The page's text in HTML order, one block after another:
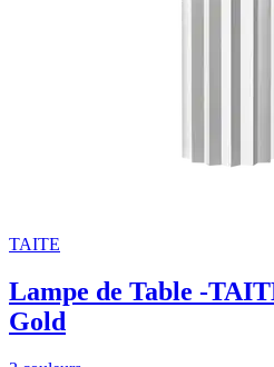
TAITE
Lampe de Table -
Gold